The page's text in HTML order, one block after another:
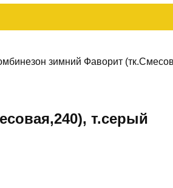
зимний Фаворит
т.серый